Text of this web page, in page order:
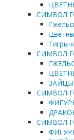
СИМВОЛ
Тигры-
СИМВОЛ
СИМВОЛ
СИМВОЛ